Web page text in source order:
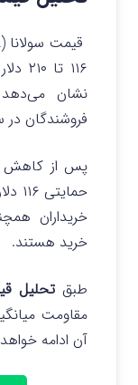
نشان می‌دهد
فروشندگان
خریداران
خرید هستند.
طبق تحلیل
مقاومت
آن ادامه